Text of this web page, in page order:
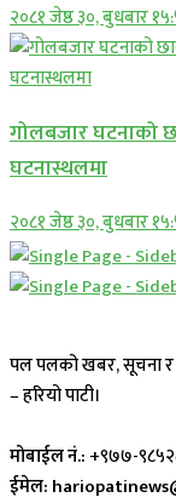
२०८१ जेष्ठ ३०, बुधबार
गोलबजार घटनाको
घटनास्थलमा
२०८१ जेष्ठ ३०, बुधबार
पल पलको खबर, सूचना र
– हरियो पाटी।
मोबाईल नं.: +९७७-
ईमेल: